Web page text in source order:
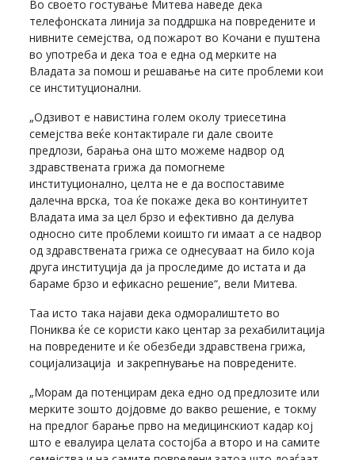
Во своето гостување Митева наведе дека
телефонската линија за поддршка на повредените и
нивните семејства, од пожарот во Кочани е пуштена
во употреба и дека тоа е една од мерките на
Владата за помош и решавање на сите проблеми кои
се институционални.
„Одзивот е навистина голем околу триесетина
семејства веќе контактирале ги дале своите
предлози, барања она што можеме надвор од
здравствената грижа да помогнеме
институционално, целта не е да воспоставиме
далечна врска, тоа ќе покаже дека во континуитет
Владата има за цел брзо и ефективно да делува
односно сите проблеми коишто ги имаат а се надвор
од здравствената грижа се однесуваат на било која
друга институција да ја проследиме до истата и да
бараме брзо и ефикасно решение“, вели Митева.
Таа исто така најави дека одморалиштето во
Пониква ќе се користи како центар за рехабилитација
на повредените и ќе обезбеди здравствена грижа,
социјализација и закрепнување на повредените.
„Морам да потенцирам дека едно од предлозите или
мерките зошто дојдовме до вакво решение, е токму
на предлог барање прво на медицинскиот кадар кој
што е евалуира целата состојба а второ и на самите